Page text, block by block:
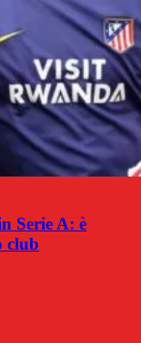
Serie A: è
club